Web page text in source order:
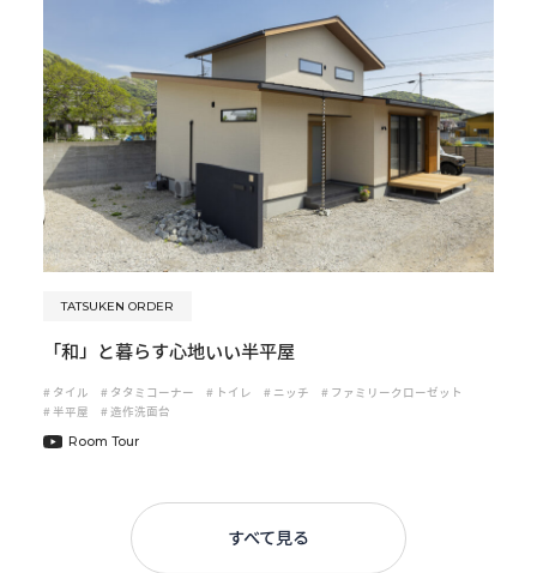
TATSUKEN ORDER
「和」と暮らす心地いい半平屋
# タイル # タタミコーナー # トイレ # ニッチ # ファミリークローゼット
# 半平屋 # 造作洗面台
Room Tour
すべて見る